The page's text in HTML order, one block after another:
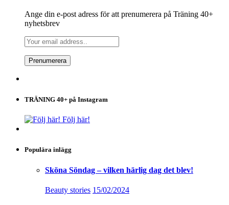
Ange din e-post adress för att prenumerera på Träning 40+
nyhetsbrev
TRÄNING 40+ på Instagram
Följ här!
Populära inlägg
Sköna Söndag – vilken härlig dag det blev!
Beauty stories 15/02/2024